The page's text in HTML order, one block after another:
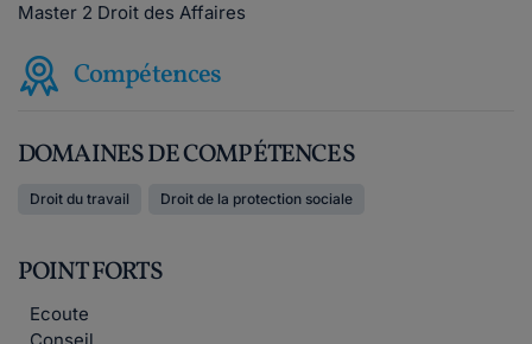
Master 2 Droit des Affaires
Compétences
DOMAINES DE COMPÉTENCES
Droit du travail Droit de la protection sociale
POINT FORTS
Ecoute